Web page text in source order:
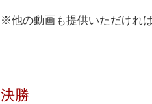
※他の動画も提供いただけれ
決勝